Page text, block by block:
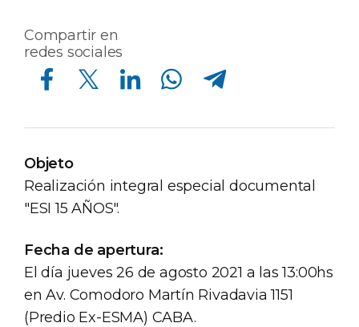
Compartir en
redes sociales
Compartir en Facebook Compartir en Twitter Compartir en Linkedin Compartir en Whatsapp Compartir en Telegram
Objeto
Realización integral especial documental
"ESI 15 AÑOS".
Fecha de apertura:
El día jueves 26 de agosto 2021 a las 13:00hs
en Av. Comodoro Martín Rivadavia 1151
(Predio Ex-ESMA) CABA.